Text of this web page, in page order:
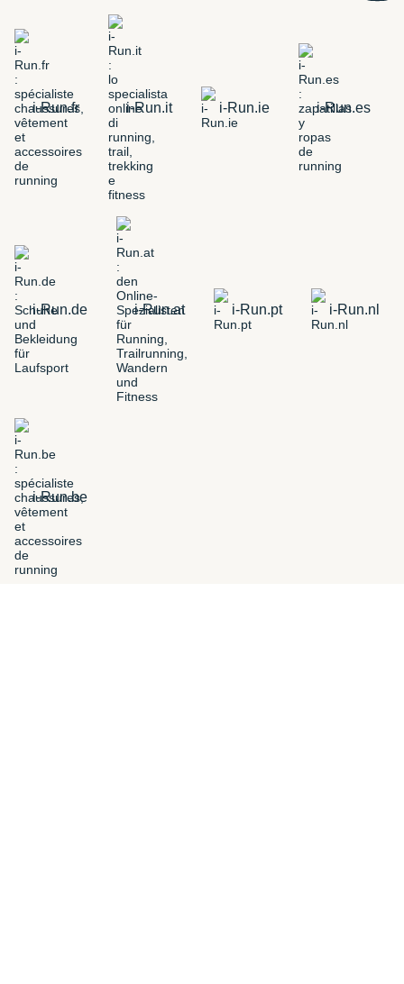
i-Run.fr i-Run.it i-Run.ie i-Run.es
i-Run.de i-Run.at i-Run.pt i-Run.nl
i-Run.be